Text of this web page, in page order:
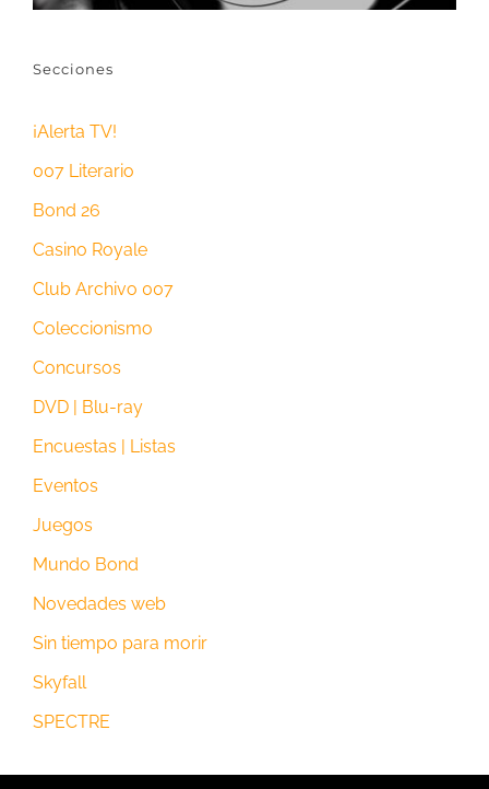
Secciones
¡Alerta TV!
007 Literario
Bond 26
Casino Royale
Club Archivo 007
Coleccionismo
Concursos
DVD | Blu-ray
Encuestas | Listas
Eventos
Juegos
Mundo Bond
Novedades web
Sin tiempo para morir
Skyfall
SPECTRE